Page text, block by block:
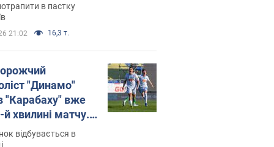
в пастку
21:02 16,3 т.
"Динамо"
"Карабаху" вже
й хвилині матчу.
відбувається в